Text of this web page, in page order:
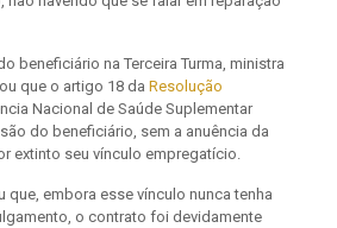
beneficiário na Terceira Turma, ministra
que o artigo 18 da Resolução
Nacional de Saúde Suplementar
do beneficiário, sem a anuência da
extinto seu vínculo empregatício.
que, embora esse vínculo nunca tenha
o contrato foi devidamente